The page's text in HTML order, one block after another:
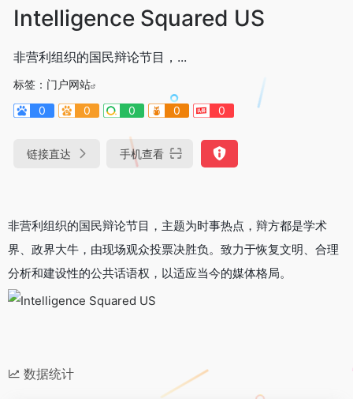
Intelligence Squared US
非营利组织的国民辩论节目，...
标签： 门户网站
0
0 0 0 0
链接直达 手机查看
非营利组织的国民辩论节目，主题为时事热点，辩方都是学术
界、政界大牛，由现场观众投票决胜负。致力于恢复文明、合理
分析和建设性的公共话语权，以适应当今的媒体格局。
数据统计